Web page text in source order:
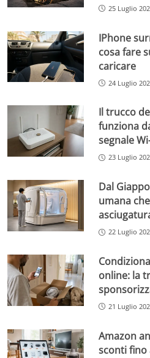
25 Luglio
IPhone
cosa fare
caricare
24 Luglio
Il trucco
funziona
segnale
23 Luglio
Dal
umana
22 Luglio
online: la
21 Luglio
Amazon
sconti fino